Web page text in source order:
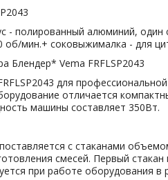
- полированный алюминий,
об/мин.+ соковыжималка - для
Блендер* Vema FRFLSP2043
для
отличается
машины составляет 350Вт.
с стаканами
смесей. Первый
при работе оборудования